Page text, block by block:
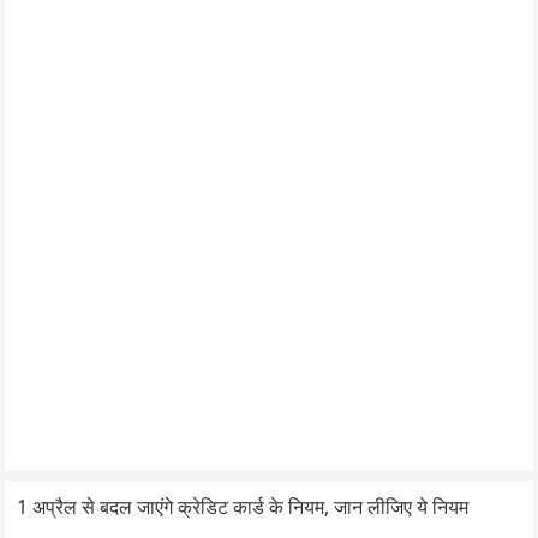
1 अप्रैल से बदल जाएंगे क्रेडिट कार्ड के नियम, जान लीजिए ये नियम